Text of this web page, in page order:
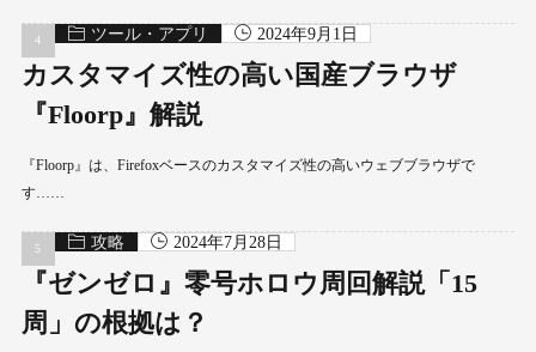
ツール・アプリ 2024年9月1日
カスタマイズ性の高い国産ブラウザ
『Floorp』解説
『Floorp』は、Firefoxベースのカスタマイズ性の高いウェブブラウザで
す……
攻略 2024年7月28日
『ゼンゼロ』零号ホロウ周回解説「15
周」の根拠は？